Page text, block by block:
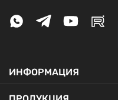
ИНФОРМАЦИЯ